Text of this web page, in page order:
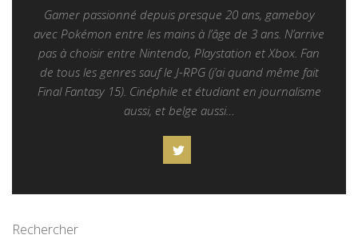
Gamer passionné depuis presque 20 ans, gameboy
avec Pokémon entre les mains à l’âge de 3 ans. N’arrive
pas à choisir entre Nintendo, Playstation et Xbox. Fan
de tous les genres sauf le J-RPG (j’ai quand même fait
Final Fantasy 15). Cinéphile et étudiant en journalisme
aussi, et belge aussi…
Rechercher